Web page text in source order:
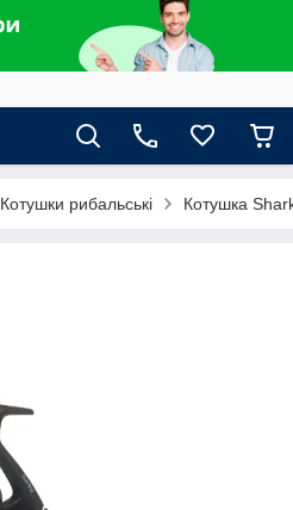
Котушки рибальські Котушка